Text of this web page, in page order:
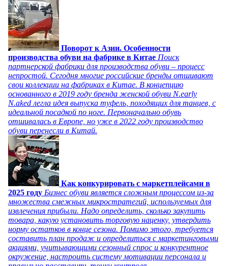
Поворот к Азии. Особенности
производства обуви на фабрике в Китае Поиск
партнерской фабрики для производства обуви – процесс
непростой. Сегодня многие российские бренды отшивают
свои коллекции на фабриках в Китае. В концепцию
основанного в 2019 году бренда женской обуви N.early
N.aked легла идея выпуска туфель, походящих для танцев, с
идеальной посадкой по ноге. Первоначально обувь
отшивалась в Европе, но уже в 2022 году производство
обуви перенесли в Китай.
Как конкурировать с маркетплейсами в
2025 году Бизнес обуви является сложным процессом из-за
множества смежных микростратегий, используемых для
извлечения прибыли. Надо определить, сколько закупить
товара, какую установить торговую наценку, утвердить
норму остатков в конце сезона. Помимо этого, требуется
составить план продаж и определиться с маркетинговыми
акциями, учитывающими сезонный спрос и конкурентное
окружение, настроить систему мотивации персонала и